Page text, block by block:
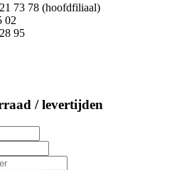
73 78 (hoofdfiliaal)
02
95
/ levertijden